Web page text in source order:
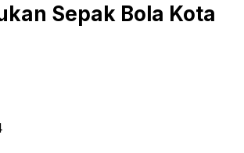
Sepak Bola Kota